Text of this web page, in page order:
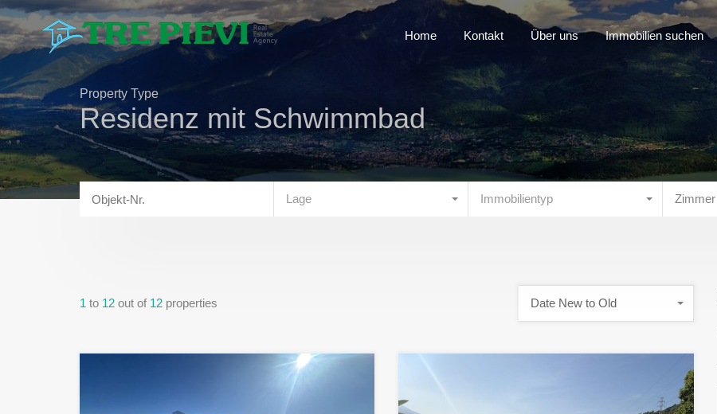
Home Kontakt Über uns Immobilien suchen
Property Type
Residenz mit Schwimmbad
Lage Immobilientyp Zimmer
1 to 12 out of 12 properties Date New to Old